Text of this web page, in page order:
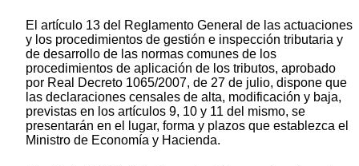
El artículo 13 del Reglamento General de las actuaciones
y los procedimientos de gestión e inspección tributaria y
de desarrollo de las normas comunes de los
procedimientos de aplicación de los tributos, aprobado
por Real Decreto 1065/2007, de 27 de julio, dispone que
las declaraciones censales de alta, modificación y baja,
previstas en los artículos 9, 10 y 11 del mismo, se
presentarán en el lugar, forma y plazos que establezca el
Ministro de Economía y Hacienda.